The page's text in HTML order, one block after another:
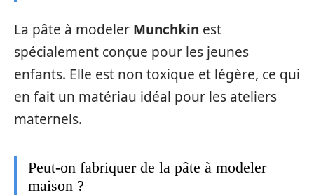
La pâte à modeler Munchkin est
spécialement conçue pour les jeunes
enfants. Elle est non toxique et légère, ce qui
en fait un matériau idéal pour les ateliers
maternels.
Peut-on fabriquer de la pâte à modeler
maison ?